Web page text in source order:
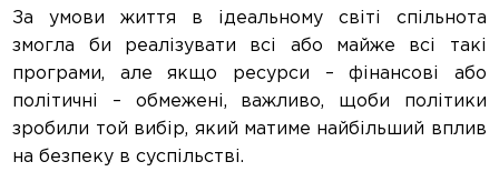
За умови життя в ідеальному світі спільнота
змогла би реалізувати всі або майже всі такі
програми, але якщо ресурси – фінансові або
політичні – обмежені, важливо, щоби політики
зробили той вибір, який матиме найбільший вплив
на безпеку в суспільстві.